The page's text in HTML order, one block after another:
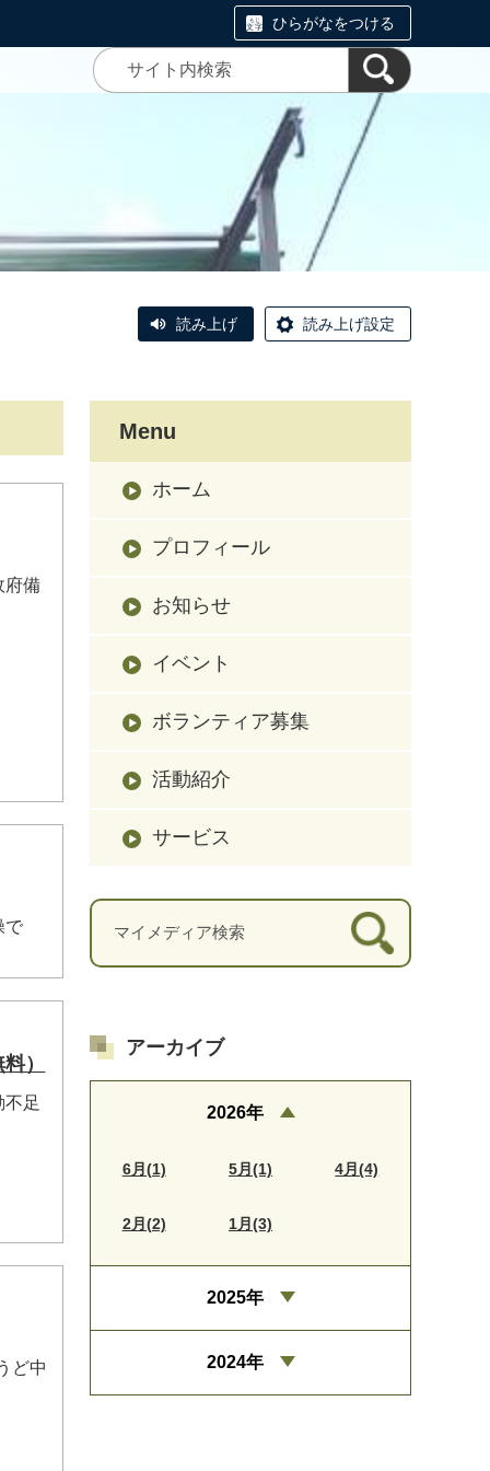
ひらがなをつける
読み上げ 読み上げ設定
府備
で
）
足
ど中
Menu
ホーム
プロフィール
お知らせ
イベント
ボランティア募集
活動紹介
サービス
アーカイブ
2026年
6月(1) 5月(1) 4月(4)
2月(2) 1月(3)
2025年
2024年